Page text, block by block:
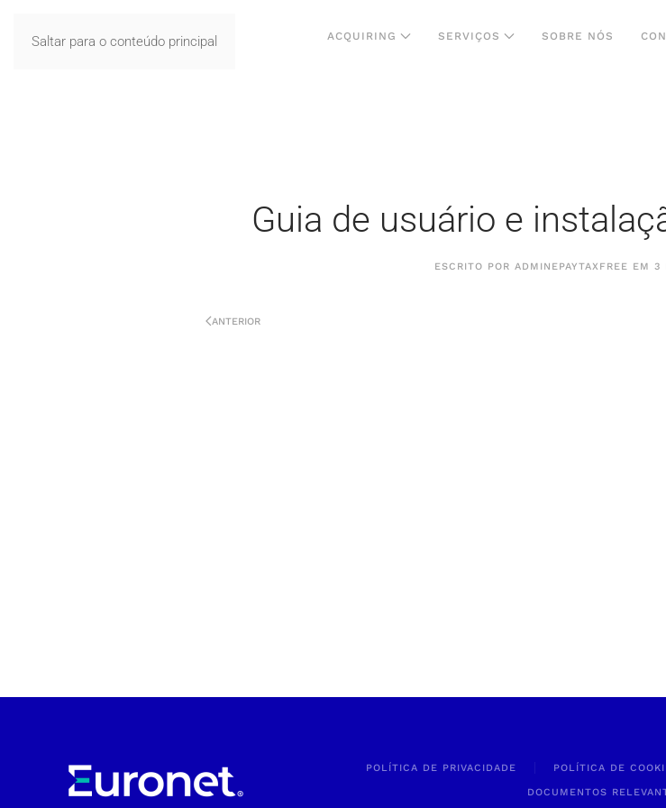
Saltar para o conteúdo principal ACQUIRING SERVIÇOS SOBRE NÓS
Guia de usuário e
ESCRITO POR ADMINEPAYTAXFREE EM 3
ANTERIOR
POLÍTICA DE PRIVACIDADE POLÍTICA DE
DOCUMENTOS